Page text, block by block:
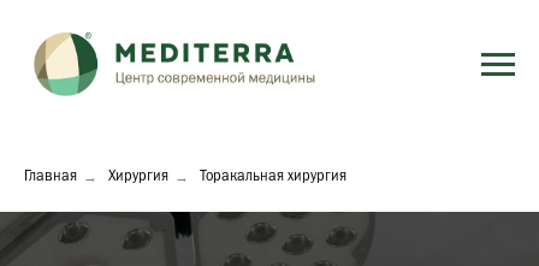
Главная → Хирургия → Торакальная хирургия